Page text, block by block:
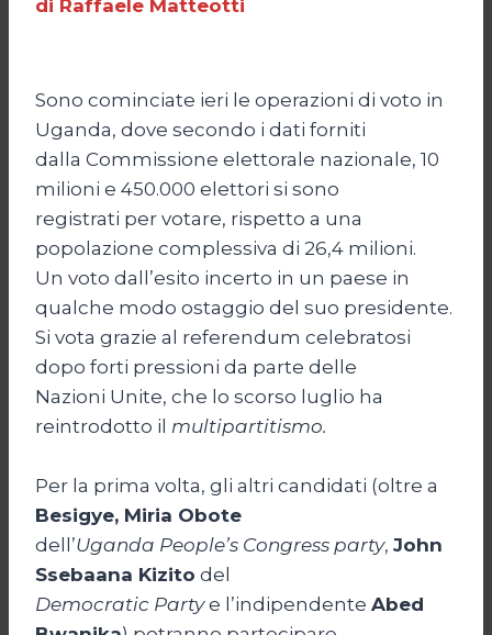
di Raffaele Matteotti
Sono cominciate ieri le operazioni di voto in
Uganda, dove secondo i dati forniti
dalla Commissione elettorale nazionale, 10
milioni e 450.000 elettori si sono
registrati per votare, rispetto a una
popolazione complessiva di 26,4 milioni.
Un voto dall’esito incerto in un paese in
qualche modo ostaggio del suo presidente.
Si vota grazie al referendum celebratosi
dopo forti pressioni da parte delle
Nazioni Unite, che lo scorso luglio ha
reintrodotto il multipartitismo.
Per la prima volta, gli altri candidati (oltre a
Besigye, Miria Obote
dell’Uganda People’s Congress party, John
Ssebaana Kizito del
Democratic Partye l’indipendente Abed